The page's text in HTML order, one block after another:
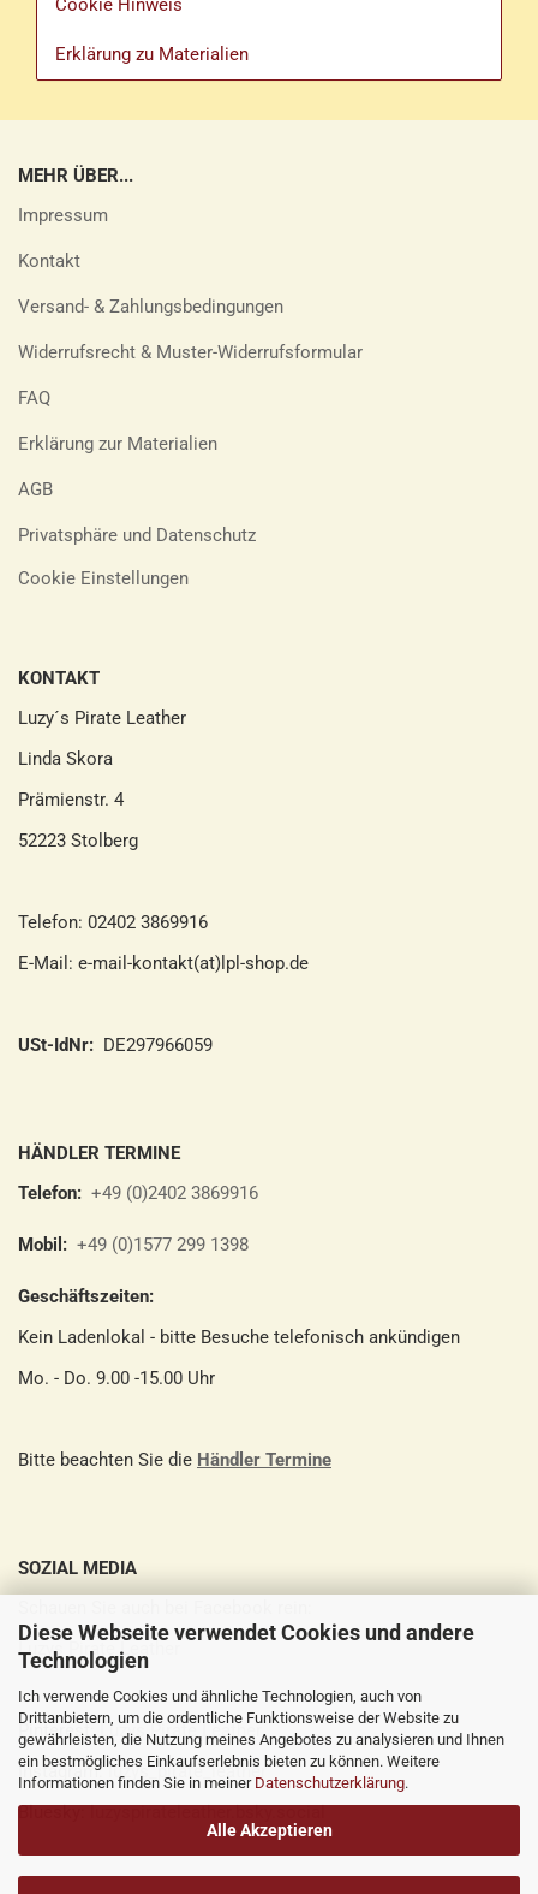
Diese Webseite verwendet Cookies und andere
Technologien
Ich verwende Cookies und ähnliche Technologien, auch von
Drittanbietern, um die ordentliche Funktionsweise der Website zu
gewährleisten, die Nutzung meines Angebotes zu analysieren und Ihnen
ein bestmögliches Einkaufserlebnis bieten zu können. Weitere
Informationen finden Sie in meiner Datenschutzerklärung.
Alle Akzeptieren
Cookie Hinweis
Erklärung zu Materialien
MEHR ÜBER...
Impressum
Kontakt
Versand- & Zahlungsbedingungen
Widerrufsrecht & Muster-Widerrufsformular
FAQ
Erklärung zur Materialien
AGB
Privatsphäre und Datenschutz
Cookie Einstellungen
KONTAKT
Luzy´s Pirate Leather
Linda Skora
Prämienstr. 4
52223 Stolberg
Telefon: 02402 3869916
E-Mail: e-mail-kontakt(at)lpl-shop.de
USt-IdNr: DE297966059
HÄNDLER TERMINE
Telefon: +49 (0)2402 3869916
Mobil: +49 (0)1577 299 1398
Geschäftszeiten:
Kein Ladenlokal - bitte Besuche telefonisch ankündigen
Mo. - Do. 9.00 -15.00 Uhr
Bitte beachten Sie die Händler Termine
SOZIAL MEDIA
Luzys Pirate Leather
Pinterest:Luzys Pirate Leather
Instagram:luzys_pirate_leather
Bluesky:luzyspirateleather.bsky.social